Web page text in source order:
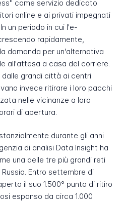
come servizio dedicato
online e ai privati impegnati
un periodo in cui l'e-
rapidamente,
domanda per un'alternativa
all'attesa a casa del corriere.
dalle grandi città ai centri
invece ritirare i loro pacchi
nelle vicinanze a loro
di apertura.
durante gli anni
di analisi Data Insight ha
una delle tre più grandi reti
Entro settembre di
il suo 1.500° punto di ritiro
espanso da circa 1.000